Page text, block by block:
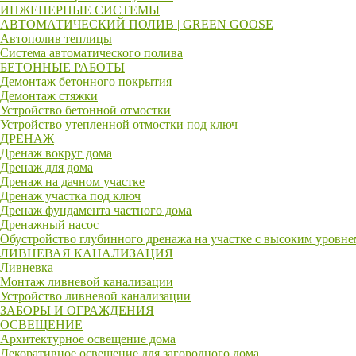
ИНЖЕНЕРНЫЕ СИСТЕМЫ
АВТОМАТИЧЕСКИЙ ПОЛИВ | GREEN GOOSE
Автополив теплицы
Система автоматического полива
БЕТОННЫЕ РАБОТЫ
Демонтаж бетонного покрытия
Демонтаж стяжки
Устройство бетонной отмостки
Устройство утепленной отмостки под ключ
ДРЕНАЖ
Дренаж вокруг дома
Дренаж для дома
Дренаж на дачном участке
Дренаж участка под ключ
Дренаж фундамента частного дома
Дренажный насос
Обустройство глубинного дренажа на участке с высоким
ЛИВНЕВАЯ КАНАЛИЗАЦИЯ
Ливневка
Монтаж ливневой канализации
Устройство ливневой канализации
ЗАБОРЫ И ОГРАЖДЕНИЯ
ОСВЕЩЕНИЕ
Архитектурное освещение дома
Декоративное освещение для загородного дома